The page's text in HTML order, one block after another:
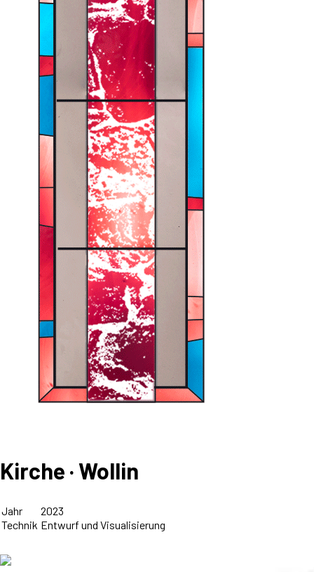
Kirche · Wollin
Jahr
2023
Technik Entwurf und Visualisierung